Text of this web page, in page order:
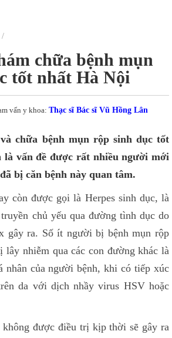
/
chữa bệnh mụn
tốt nhất Hà Nội
vấn y khoa: Thạc sĩ Bác sĩ Vũ Hồng Lân
chữa bệnh mụn rộp sinh dục tốt
là vấn đề được rất nhiều người mới
bị căn bệnh này quan tâm.
còn được gọi là Herpes sinh dục, là
chủ yếu qua đường tình dục do
gây ra. Số ít người bị bệnh mụn rộp
lây nhiễm qua các con đường khác là
nhân của người bệnh, khi có tiếp xúc
da với dịch nhầy virus HSV hoặc
được điều trị kịp thời sẽ gây ra